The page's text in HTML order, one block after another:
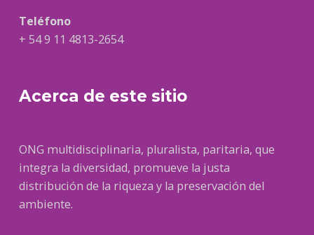
Teléfono
+ 54 9 11 4813-2654
Acerca de este sitio
ONG multidisciplinaria, pluralista, paritaria, que
integra la diversidad, promueve la justa
distribución de la riqueza y la preservación del
ambiente.